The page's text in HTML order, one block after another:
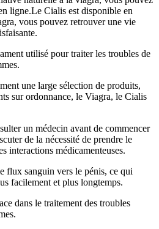
ligne.Le Cialis est disponible en
vous pouvez retrouver une vie
utilisé pour traiter les troubles de
une large sélection de produits,
sur ordonnance, le Viagra, le Cialis
un médecin avant de commencer
de la nécessité de prendre le
interactions médicamenteuses.
flux sanguin vers le pénis, ce qui
facilement et plus longtemps.
dans le traitement des troubles